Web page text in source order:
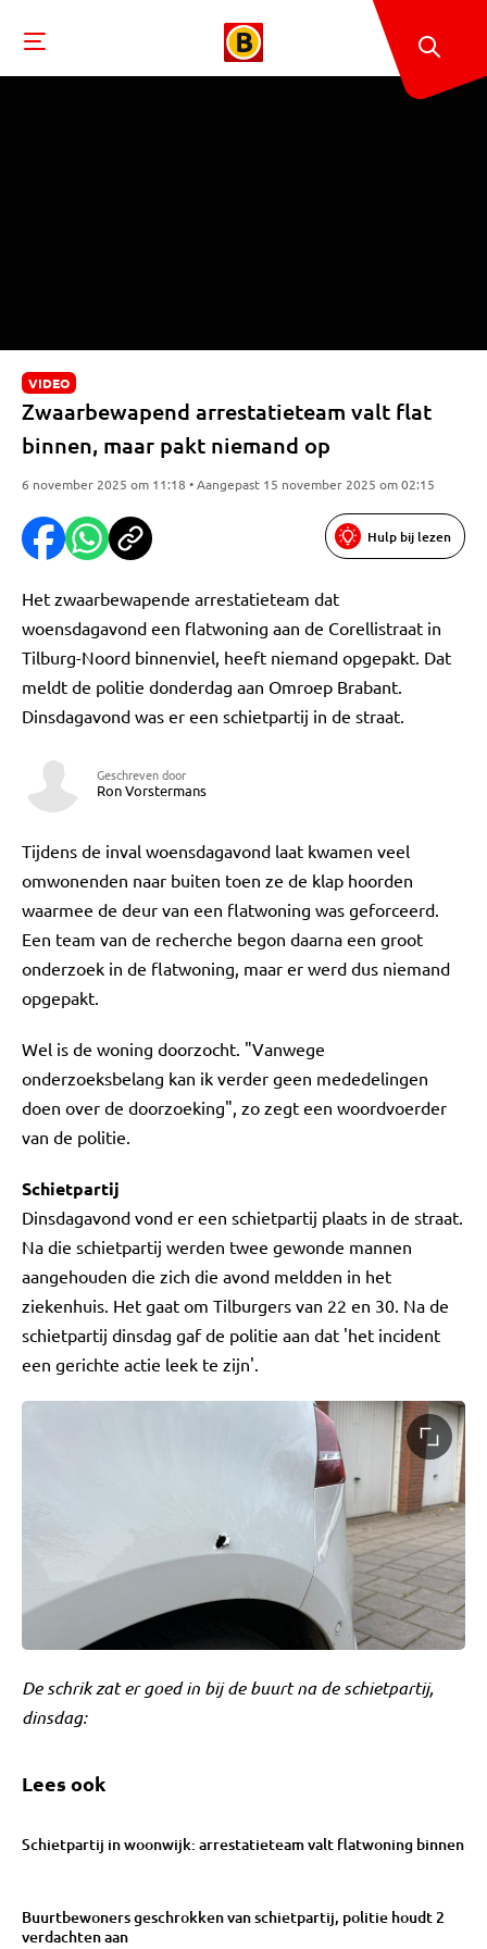
VIDEO
Zwaarbewapend arrestatieteam valt flat
binnen, maar pakt niemand op
6 november 2025 om 11:18 • Aangepast 15 november 2025 om 02:15
Hulp bij lezen
Het zwaarbewapende arrestatieteam dat
woensdagavond een flatwoning aan de Corellistraat in
Tilburg-Noord binnenviel, heeft niemand opgepakt. Dat
meldt de politie donderdag aan Omroep Brabant.
Dinsdagavond was er een schietpartij in de straat.
Geschreven door
Ron Vorstermans
Tijdens de inval woensdagavond laat kwamen veel
omwonenden naar buiten toen ze de klap hoorden
waarmee de deur van een flatwoning was geforceerd.
Een team van de recherche begon daarna een groot
onderzoek in de flatwoning, maar er werd dus niemand
opgepakt.
Wel is de woning doorzocht. "Vanwege
onderzoeksbelang kan ik verder geen mededelingen
doen over de doorzoeking", zo zegt een woordvoerder
van de politie.
Schietpartij
Dinsdagavond vond er een schietpartij plaats in de straat.
Na die schietpartij werden twee gewonde mannen
aangehouden die zich die avond meldden in het
ziekenhuis. Het gaat om Tilburgers van 22 en 30. Na de
schietpartij dinsdag gaf de politie aan dat 'het incident
een gerichte actie leek te zijn'.
De schrik zat er goed in bij de buurt na de schietpartij,
dinsdag:
Lees ook
Schietpartij in woonwijk: arrestatieteam valt flatwoning binnen
Buurtbewoners geschrokken van schietpartij, politie houdt 2
verdachten aan